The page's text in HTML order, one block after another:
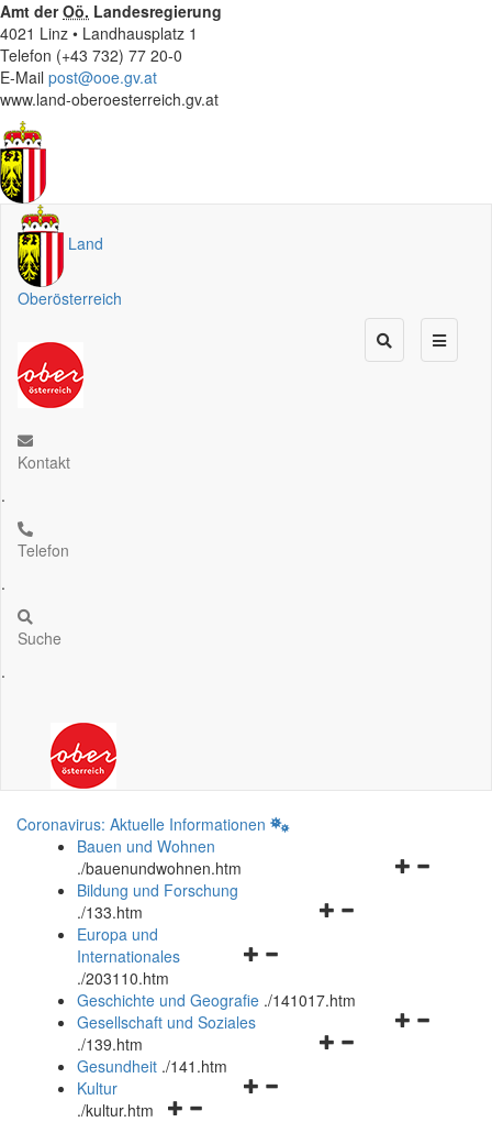
Amt derOö. Landesregierung
4021 Linz • Landhausplatz 1
Telefon (+43 732) 77 20-0
E-Mail post@ooe.gv.at
www.land-oberoesterreich.gv.at
Land
Oberösterreich
Kontakt
.
Telefon
.
Suche
.
Coronavirus: Aktuelle Informationen
Bauen und Wohnen
./bauenundwohnen.htm
Navigationsmenü
Bildung und Forschung
./133.htm
Navigationsmenü
und
schließen
Europa und
Internationales
./203110.htm
Geschichte und Geografie ./141017.htm
Navigationsmenü
Gesellschaft und Soziales
./139.htm
Navigationsmenü
Gesundheit ./141.htm
Navigationsmenü
Kultur
./kultur.htm